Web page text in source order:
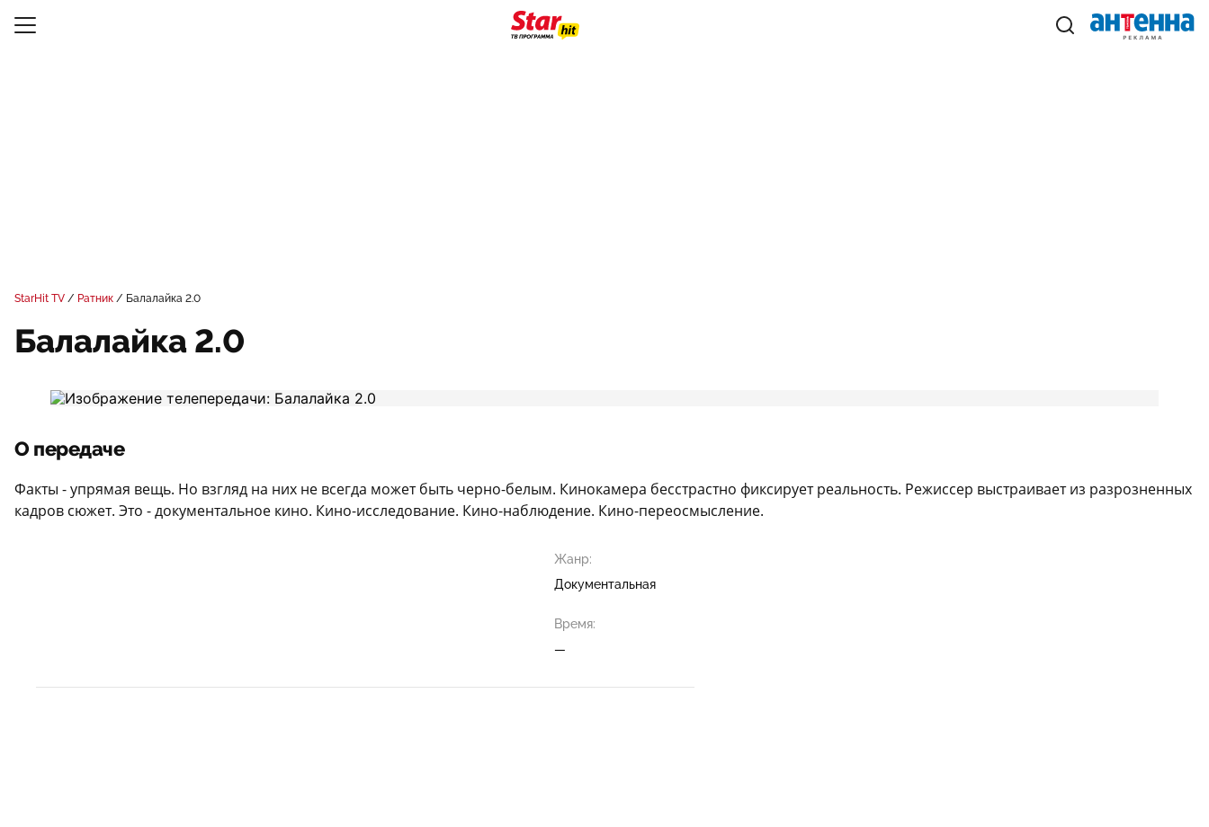
StarHit TV Ратник Балалайка 2.0
Балалайка 2.0
О передаче
Факты - упрямая вещь. Но взгляд на них не всегда может быть черно-белым. Кинокамера бесстрастно фиксирует реальность. Режиссер выстраивает из разрозненных
кадров сюжет. Это - документальное кино. Кино-исследование. Кино-наблюдение. Кино-переосмысление.
Жанр:
Документальная
Время:
—